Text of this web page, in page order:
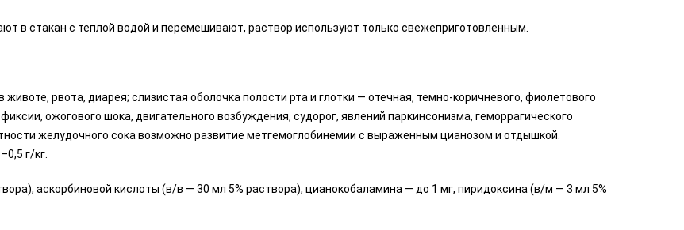
в стакан с теплой водой и перемешивают, раствор используют только свежеприготовленным.
животе, рвота, диарея; слизистая оболочка полости рта и глотки — отечная, темно-коричневого, фиолетового
ожогового шока, двигательного возбуждения, судорог, явлений паркинсонизма, геморрагического
желудочного сока возможно развитие метгемоглобинемии с выраженным цианозом и отдышкой.
г/кг.
аскорбиновой кислоты (в/в — 30 мл 5% раствора), цианокобаламина — до 1 мг, пиридоксина (в/м — 3 мл 5%